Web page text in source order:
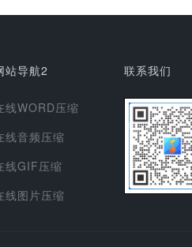
站导航2
线WORD压缩
线音频压缩
线GIF压缩
线图片压缩
联系我们